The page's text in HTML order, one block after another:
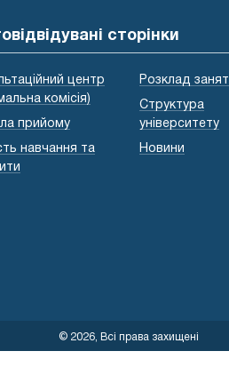
сторінки
центр
комісія)
прийому
навчання та
Розклад
Структура
університету
Новини
© 2026, Всі права захищені